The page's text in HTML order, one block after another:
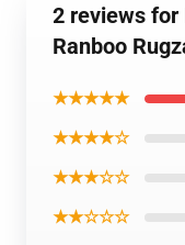
2 reviews for
Ranboo
★★★★★
★★★★☆
★★★☆☆
★★☆☆☆